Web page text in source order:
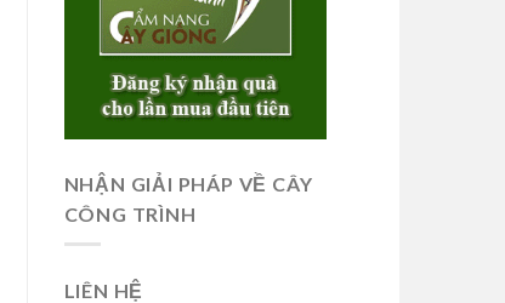
NHẬN GIẢI PHÁP VỀ CÂY
CÔNG TRÌNH
LIÊN HỆ